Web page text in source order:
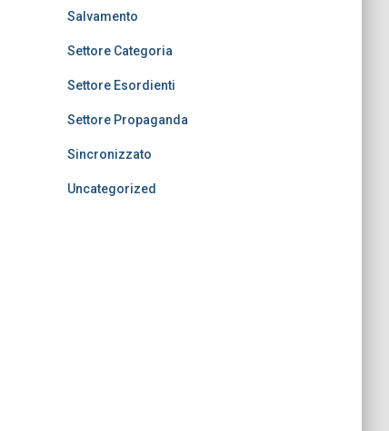
Salvamento
Settore Categoria
Settore Esordienti
Settore Propaganda
Sincronizzato
Uncategorized